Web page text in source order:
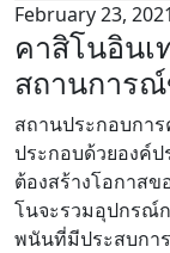
February 23, 2021
คาสิโนอินเ
สถานการ
สถานประกอบกา
ประกอบด้วยองค์
ต้องสร้างโอกาส
โนจะรวมอุปกรณ์ก
พนันที่มีประสบก